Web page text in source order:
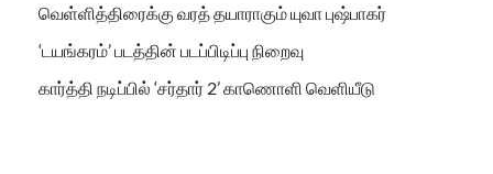
வெள்ளித்திரைக்கு வரத் தயாராகும் யுவா புஷ்பாகர்
‘டயங்கரம்’ படத்தின் படப்பிடிப்பு நிறைவு
கார்த்தி நடிப்பில் ‘சர்தார் 2’ காணொளி வெளியீடு